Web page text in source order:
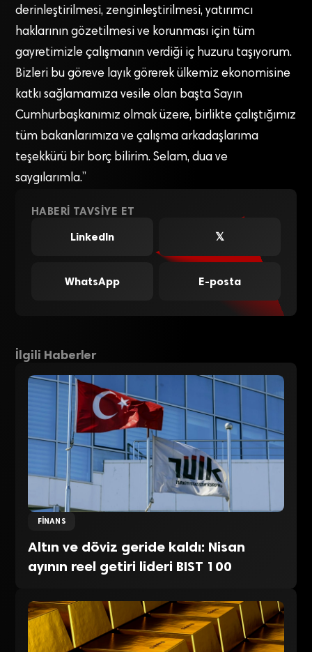
derinleştirilmesi, zenginleştirilmesi, yatırımcı
haklarının gözetilmesi ve korunması için tüm
gayretimizle çalışmanın verdiği iç huzuru taşıyorum.
Bizleri bu göreve layık görerek ülkemiz ekonomisine
katkı sağlamamıza vesile olan başta Sayın
Cumhurbaşkanımız olmak üzere, birlikte çalıştığımız
tüm bakanlarımıza ve çalışma arkadaşlarıma
teşekkürü bir borç bilirim. Selam, dua ve
saygılarımla.”
HABERI TAVSIYE ET
LinkedIn
𝕏
WhatsApp E-posta
İlgili Haberler
FINANS
Altın ve döviz geride kaldı: Nisan
ayının reel getiri lideri BIST 100